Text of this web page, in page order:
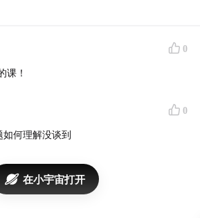
到巨大效用的科学，是如何生根发
时期的人们在天文、数学、医学等
达到很高水平了，这些古老文明里
么诞生于古希腊？又是如何穿越漫长
真正理解科学，我们就需要回到西方
0
课！
0
如何理解没谈到
在小宇宙打开